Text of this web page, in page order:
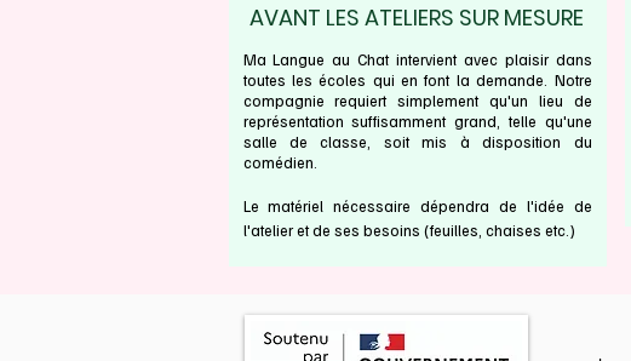
AVANT LES ATELIERS SUR MESURE
Ma Langue au Chat intervient avec plaisir dans
toutes les écoles qui en font la demande. Notre
compagnie requiert simplement qu'un lieu de
représentation suffisamment grand, telle qu'une
salle de classe, soit mis à disposition du
comédien.
Le matériel nécessaire dépendra de l'idée de
l'atelier et de ses besoins (feuilles, chaises etc.)